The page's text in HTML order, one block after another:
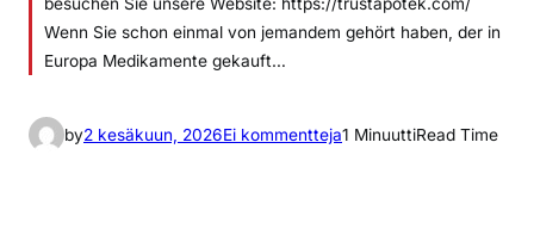
Wenn Sie schon einmal von jemandem gehört haben, der in
Europa Medikamente gekauft…
by2 kesäkuun, 2026Ei kommenttejaa
1 MinuuttiRead Time